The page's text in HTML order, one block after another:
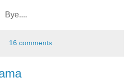
Bye....
16 comments: